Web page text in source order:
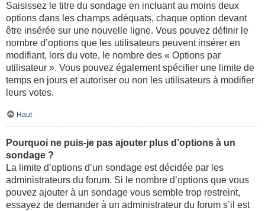
Saisissez le titre du sondage en incluant au moins deux
options dans les champs adéquats, chaque option devant
être insérée sur une nouvelle ligne. Vous pouvez définir le
nombre d’options que les utilisateurs peuvent insérer en
modifiant, lors du vote, le nombre des « Options par
utilisateur ». Vous pouvez également spécifier une limite de
temps en jours et autoriser ou non les utilisateurs à modifier
leurs votes.
Haut
Pourquoi ne puis-je pas ajouter plus d’options à un
sondage ?
La limite d’options d’un sondage est décidée par les
administrateurs du forum. Si le nombre d’options que vous
pouvez ajouter à un sondage vous semble trop restreint,
essayez de demander à un administrateur du forum s’il est